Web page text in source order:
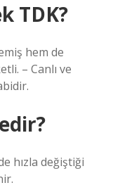
TDK?
hem de
– Canlı ve
hızla değiştiği